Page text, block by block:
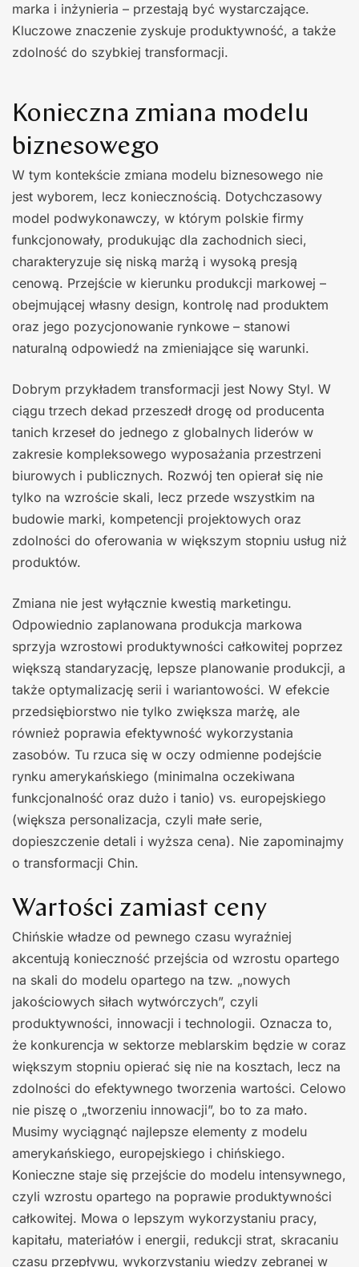
marka i inżynieria – przestają być wystarczające.
Kluczowe znaczenie zyskuje produktywność, a także
zdolność do szybkiej transformacji.
Konieczna zmiana modelu
biznesowego
W tym kontekście zmiana modelu biznesowego nie
jest wyborem, lecz koniecznością. Dotychczasowy
model podwykonawczy, w którym polskie firmy
funkcjonowały, produkując dla zachodnich sieci,
charakteryzuje się niską marżą i wysoką presją
cenową. Przejście w kierunku produkcji markowej –
obejmującej własny design, kontrolę nad produktem
oraz jego pozycjonowanie rynkowe – stanowi
naturalną odpowiedź na zmieniające się warunki.
Dobrym przykładem transformacji jest Nowy Styl. W
ciągu trzech dekad przeszedł drogę od producenta
tanich krzeseł do jednego z globalnych liderów w
zakresie kompleksowego wyposażania przestrzeni
biurowych i publicznych. Rozwój ten opierał się nie
tylko na wzroście skali, lecz przede wszystkim na
budowie marki, kompetencji projektowych oraz
zdolności do oferowania w większym stopniu usług niż
produktów.
Zmiana nie jest wyłącznie kwestią marketingu.
Odpowiednio zaplanowana produkcja markowa
sprzyja wzrostowi produktywności całkowitej poprzez
większą standaryzację, lepsze planowanie produkcji, a
także optymalizację serii i wariantowości. W efekcie
przedsiębiorstwo nie tylko zwiększa marżę, ale
również poprawia efektywność wykorzystania
zasobów. Tu rzuca się w oczy odmienne podejście
rynku amerykańskiego (minimalna oczekiwana
funkcjonalność oraz dużo i tanio) vs. europejskiego
(większa personalizacja, czyli małe serie,
dopieszczenie detali i wyższa cena). Nie zapominajmy
o transformacji Chin.
Wartości zamiast ceny
Chińskie władze od pewnego czasu wyraźniej
akcentują konieczność przejścia od wzrostu opartego
na skali do modelu opartego na tzw. „nowych
jakościowych siłach wytwórczych”, czyli
produktywności, innowacji i technologii. Oznacza to,
że konkurencja w sektorze meblarskim będzie w coraz
większym stopniu opierać się nie na kosztach, lecz na
zdolności do efektywnego tworzenia wartości. Celowo
nie piszę o „tworzeniu innowacji”, bo to za mało.
Musimy wyciągnąć najlepsze elementy z modelu
amerykańskiego, europejskiego i chińskiego.
Konieczne staje się przejście do modelu intensywnego,
czyli wzrostu opartego na poprawie produktywności
całkowitej. Mowa o lepszym wykorzystaniu pracy,
kapitału, materiałów i energii, redukcji strat, skracaniu
czasu przepływu, wykorzystaniu wiedzy zebranej w